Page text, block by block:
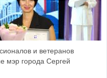
и ветеранов
мэр города Сергей